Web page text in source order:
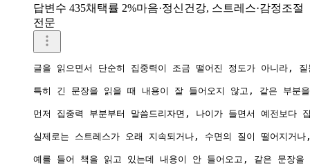
답변수 435채택률 2%마음·정신건강, 스트레스·감정조절
전문
글을 읽으면서 단순히 집중력이 조금 떨어진 정도가 아니라,
특히 긴 문장을 읽을 때 내용이 잘 들어오지 않고, 같은 부분
먼저 집중력 부분부터 말씀드리자면, 나이가 들면서 예전보다
실제로는 스트레스가 오래 지속되거나, 수면의 질이 떨어지
예를 들어 책을 읽고 있는데 내용이 안 들어오고, 같은 문장